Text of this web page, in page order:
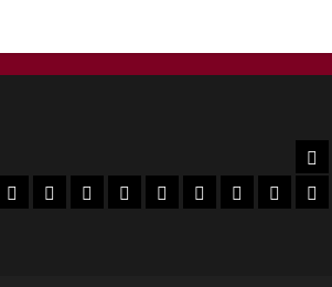
খবর
পশ্চিম মেদিনীপুর খবর
ঝাড়গ্রাম খবর
পুরুলিয়া খবর
বাঁকুড়া খবরপশ্চিম বর্ধমান খবর
পূর্ব বর্ধমান খবর
বীরভূম খবর